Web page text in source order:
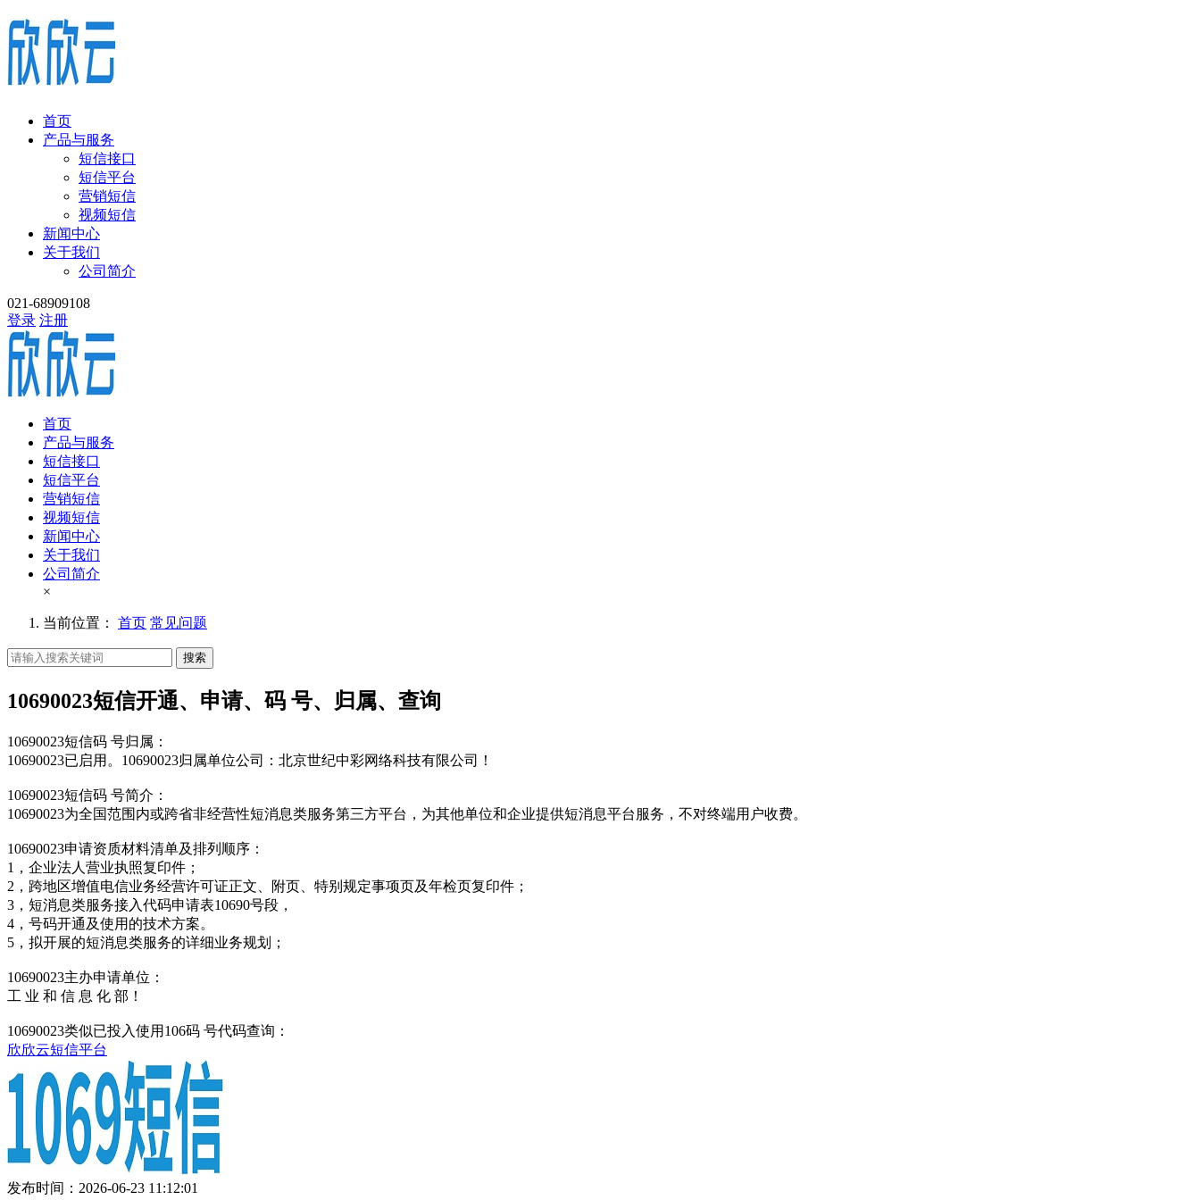
首页
产品与服务
短信接口
短信平台
营销短信
视频短信
新闻中心
关于我们
公司简介
021-68909108
登录 注册
首页
产品与服务
短信接口
短信平台
营销短信
视频短信
新闻中心
关于我们
公司简介
×
当前位置： 首页 常见问题
搜索
10690023短信开通、申请、码 号、归属、查询
10690023短信码 号归属：
10690023已启用。10690023归属单位公司：北京世纪中彩网络科技有限公司！
10690023短信码 号简介：
10690023为全国范围内或跨省非经营性短消息类服务第三方平台，为其他单位和企业提供短消息平台服务，不对终端用户收费。
10690023申请资质材料清单及排列顺序：
1，企业法人营业执照复印件；
2，跨地区增值电信业务经营许可证正文、附页、特别规定事项页及年检页复印件；
3，短消息类服务接入代码申请表10690号段，
4，号码开通及使用的技术方案。
5，拟开展的短消息类服务的详细业务规划；
10690023主办申请单位：
工 业 和 信 息 化 部！
10690023类似已投入使用106码 号代码查询：
欣欣云短信平台
发布时间：2026-06-23 11:12:01